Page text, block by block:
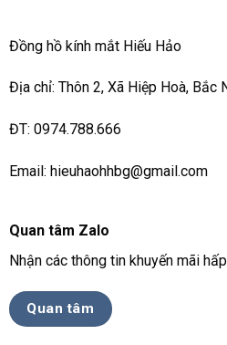
Đồng hồ kính mắt Hiếu Hảo
Địa chỉ: Thôn 2, Xã Hiệp Hoà, Bắc
ĐT: 0974.788.666
Email: hieuhaohhbg@gmail.com
Quan tâm Zalo
Nhận các thông tin khuyến mãi
Quan tâm